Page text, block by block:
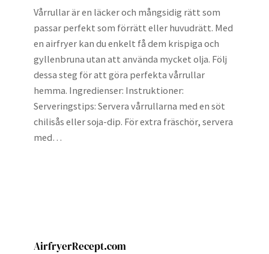
Vårrullar är en läcker och mångsidig rätt som
passar perfekt som förrätt eller huvudrätt. Med
en airfryer kan du enkelt få dem krispiga och
gyllenbruna utan att använda mycket olja. Följ
dessa steg för att göra perfekta vårrullar
hemma. Ingredienser: Instruktioner:
Serveringstips: Servera vårrullarna med en söt
chilisås eller soja-dip. För extra fräschör, servera
med…
AirfryerRecept.com